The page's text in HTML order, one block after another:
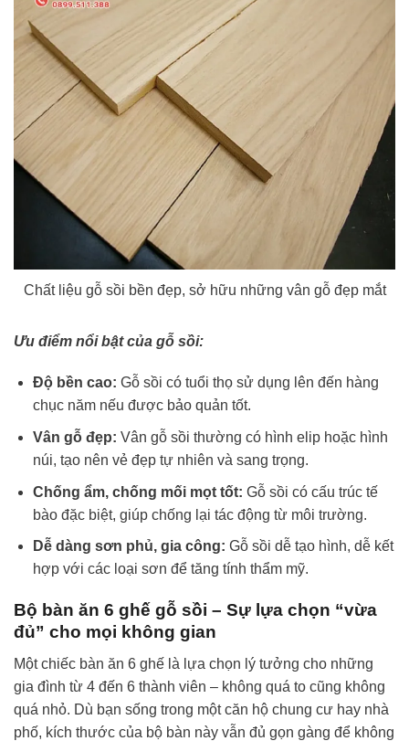
Chất liệu gỗ sồi bền đẹp, sở hữu những vân gỗ đẹp mắt
Ưu điểm nổi bật của gỗ sồi:
Độ bền cao: Gỗ sồi có tuổi thọ sử dụng lên đến hàng
chục năm nếu được bảo quản tốt.
Vân gỗ đẹp: Vân gỗ sồi thường có hình elip hoặc hình
núi, tạo nên vẻ đẹp tự nhiên và sang trọng.
Chống ẩm, chống mối mọt tốt: Gỗ sồi có cấu trúc tế
bào đặc biệt, giúp chống lại tác động từ môi trường.
Dễ dàng sơn phủ, gia công: Gỗ sồi dễ tạo hình, dễ kết
hợp với các loại sơn để tăng tính thẩm mỹ.
Bộ bàn ăn 6 ghế gỗ sồi – Sự lựa chọn “vừa
đủ” cho mọi không gian
Một chiếc bàn ăn 6 ghế là lựa chọn lý tưởng cho những
gia đình từ 4 đến 6 thành viên – không quá to cũng không
quá nhỏ. Dù bạn sống trong một căn hộ chung cư hay nhà
phố, kích thước của bộ bàn này vẫn đủ gọn gàng để không